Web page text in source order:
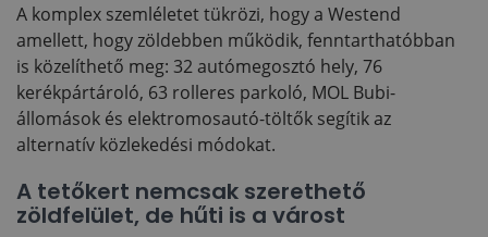
A komplex szemléletet tükrözi, hogy a Westend
amellett, hogy zöldebben működik, fenntarthatóbban
is közelíthető meg: 32 autómegosztó hely, 76
kerékpártároló, 63 rolleres parkoló, MOL Bubi-
állomások és elektromosautó-töltők segítik az
alternatív közlekedési módokat.
A tetőkert nemcsak szerethető
zöldfelület, de hűti is a várost